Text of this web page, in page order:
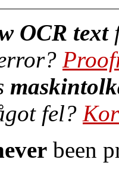
OCR text
fel?
been